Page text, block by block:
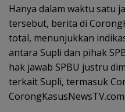
Hanya dalam waktu satu
tersebut, berita di
total, menunjukkan
antara Supli dan pihak
hak jawab SPBU justru
terkait Supli, termasuk
CorongKasusNewsTV.com.